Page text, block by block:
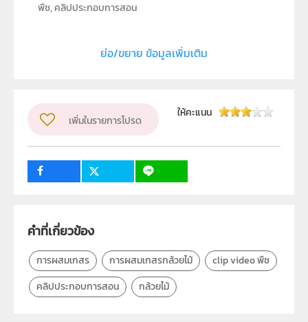
พืช, คลิปประกอบการสอน
นายวิจิตร ทั่งทอง
วิชา
ป.1, ป.2, ป.3, ป.4, ป.5, ป.6, ม.1, ม.2, ม.3, ม.4, ม.5, ม.6
ย่อ/ขยาย ข้อมูลเพิ่มเติม
เพิ่มในรายการโปรด
ให้คะแนน
คำที่เกี่ยวข้อง
การผสมเกสร การผสมเกสรกล้วยไม้
clip video พืช
คลิปประกอบการสอน
กล้วยไม้